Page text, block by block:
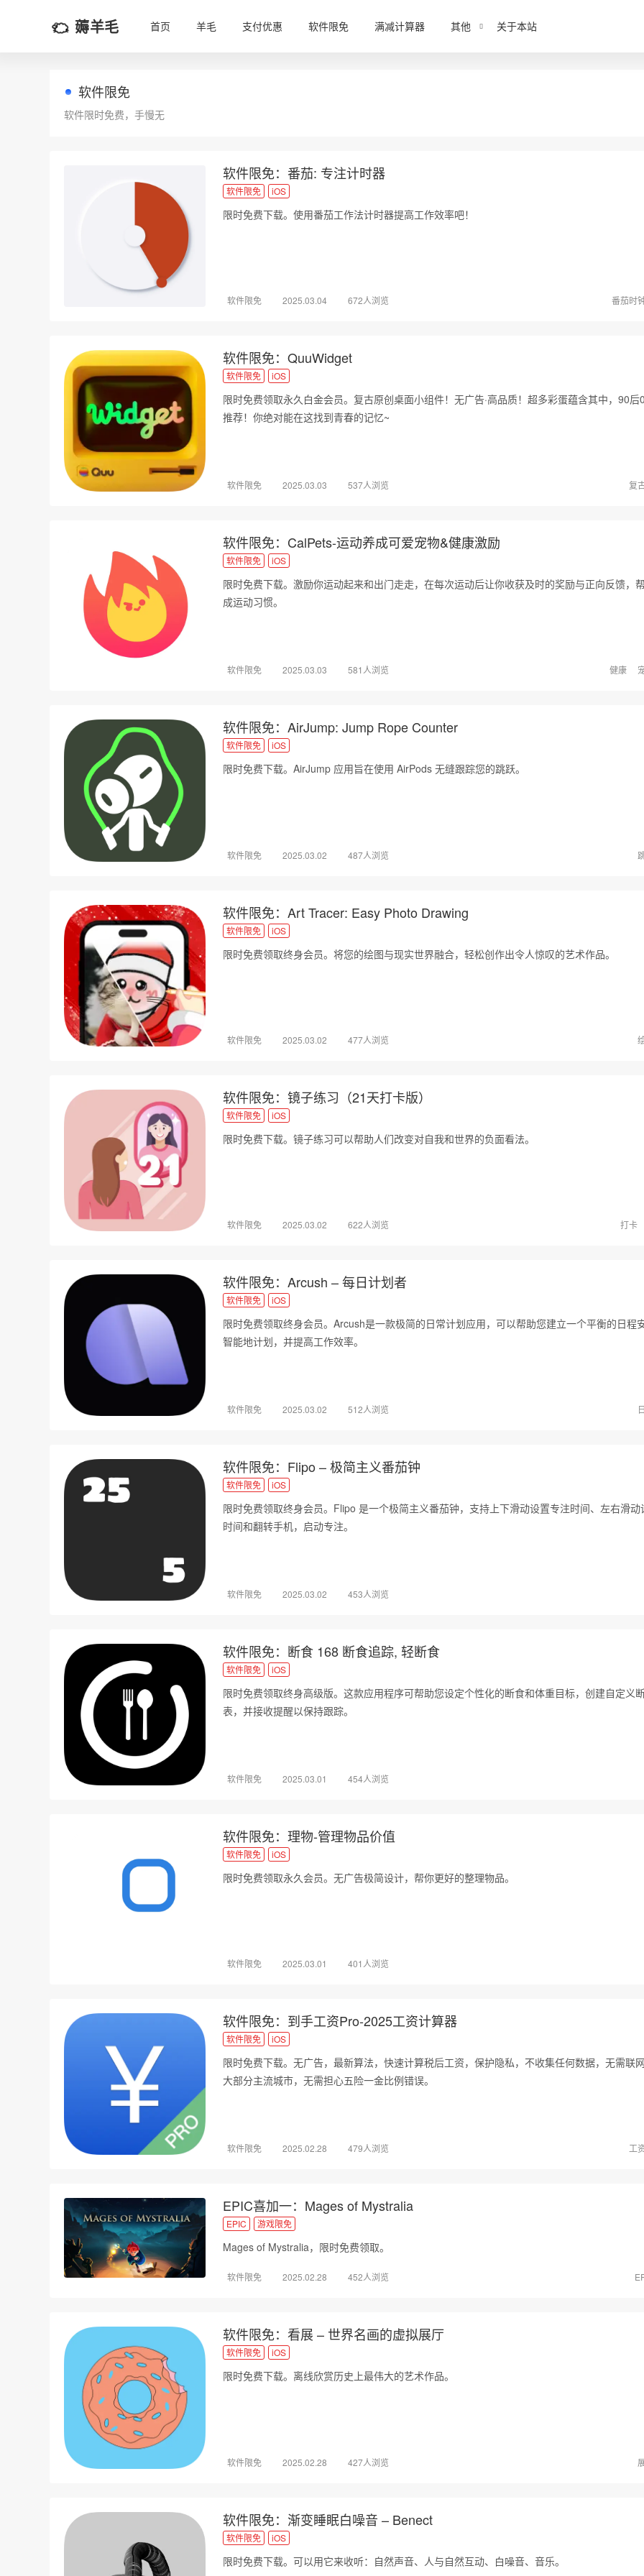
薅羊毛 首页 羊毛 支付优惠 软件限免 满减计算器 其他 关于本站
软件限免
软件限时免费，手慢无
软件限免：番茄: 专注计时器
软件限免 iOS
限时免费下载。使用番茄工作法计时器提高工作效率吧！
软件限免 2025.03.04 672人浏览 番茄时
软件限免：QuuWidget
软件限免 iOS
限时免费领取永久白金会员。复古原创桌面小组件！无广告·高品质！超多彩蛋蕴含其中，90后
推荐！你绝对能在这找到青春的记忆~
软件限免 2025.03.03 537人浏览 复
软件限免：CalPets-运动养成可爱宠物&健康激励
软件限免 iOS
限时免费下载。激励你运动起来和出门走走，在每次运动后让你收获及时的奖励与正向反馈，
成运动习惯。
软件限免 2025.03.03 581人浏览 健康
软件限免：AirJump: Jump Rope Counter
软件限免 iOS
限时免费下载。AirJump 应用旨在使用 AirPods 无缝跟踪您的跳跃。
软件限免 2025.03.02 487人浏览
软件限免：Art Tracer: Easy Photo Drawing
软件限免 iOS
限时免费领取终身会员。将您的绘图与现实世界融合，轻松创作出令人惊叹的艺术作品。
软件限免 2025.03.02 477人浏览
软件限免：镜子练习（21天打卡版）
软件限免 iOS
限时免费下载。镜子练习可以帮助人们改变对自我和世界的负面看法。
软件限免 2025.03.02 622人浏览 打卡
软件限免：Arcush – 每日计划者
软件限免 iOS
限时免费领取终身会员。Arcush是一款极简的日常计划应用，可以帮助您建立一个平衡的日程
智能地计划，并提高工作效率。
软件限免 2025.03.02 512人浏览
软件限免：Flipo – 极简主义番茄钟
软件限免 iOS
限时免费领取终身会员。Flipo 是一个极简主义番茄钟，支持上下滑动设置专注时间、左右滑动
时间和翻转手机，启动专注。
软件限免 2025.03.02 453人浏览
软件限免：断食 168 断食追踪, 轻断食
软件限免 iOS
限时免费领取终身高级版。这款应用程序可帮助您设定个性化的断食和体重目标，创建自定义
表，并接收提醒以保持跟踪。
软件限免 2025.03.01 454人浏览
软件限免：理物-管理物品价值
软件限免 iOS
限时免费领取永久会员。无广告极简设计，帮你更好的整理物品。
软件限免 2025.03.01 401人浏览
软件限免：到手工资Pro-2025工资计算器
软件限免 iOS
限时免费下载。无广告，最新算法，快速计算税后工资，保护隐私，不收集任何数据，无需联
大部分主流城市，无需担心五险一金比例错误。
软件限免 2025.02.28 479人浏览 工
EPIC喜加一：Mages of Mystralia
EPIC 游戏限免
Mages of Mystralia，限时免费领取。
软件限免 2025.02.28 452人浏览
软件限免：看展 – 世界名画的虚拟展厅
软件限免 iOS
限时免费下载。离线欣赏历史上最伟大的艺术作品。
软件限免 2025.02.28 427人浏览
软件限免：渐变睡眠白噪音 – Benect
软件限免 iOS
限时免费下载。可以用它来收听：自然声音、人与自然互动、白噪音、音乐。